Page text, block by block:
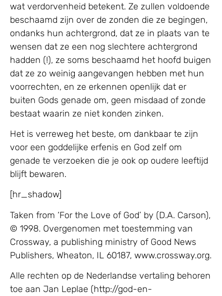
wat verdorvenheid betekent. Ze zullen voldoende
beschaamd zijn over de zonden die ze begingen,
ondanks hun achtergrond, dat ze in plaats van te
wensen dat ze een nog slechtere achtergrond
hadden (!), ze soms beschaamd het hoofd buigen
dat ze zo weinig aangevangen hebben met hun
voorrechten, en ze erkennen openlijk dat er
buiten Gods genade om, geen misdaad of zonde
bestaat waarin ze niet konden zinken.
Het is verreweg het beste, om dankbaar te zijn
voor een goddelijke erfenis en God zelf om
genade te verzoeken die je ook op oudere leeftijd
blijft bewaren.
[hr_shadow]
Taken from ‘For the Love of God’ by (D.A. Carson),
© 1998. Overgenomen met toestemming van
Crossway, a publishing ministry of Good News
Publishers, Wheaton, IL 60187, www.crossway.org.
Alle rechten op de Nederlandse vertaling behoren
toe aan Jan Leplae (http://god-en-